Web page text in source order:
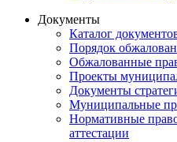
Документы
Каталог
Порядок
Обжалованные
Проекты
Документы
Муниципальные
Нормативные
аттестации